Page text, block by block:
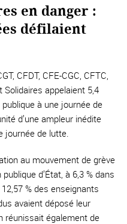
en danger :
défilaient
CFDT, CFE-CGC, CFTC,
Solidaires appelaient 5,4
publique à une journée de
d’une ampleur inédite
journée de lutte.
au mouvement de grève
d’État, à 6,3 % dans
% des enseignants
avaient déposé leur
réunissait également de